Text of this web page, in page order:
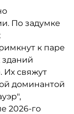
По задумке
к паре
зданий
Их свяжут
доминантой
2026-го